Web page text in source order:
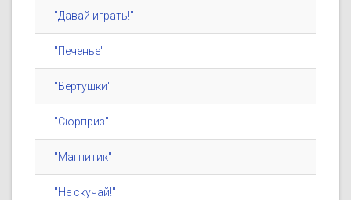
"Давай играть!"
"Печенье"
"Вертушки"
"Сюрприз"
"Магнитик"
"Не скучай!"